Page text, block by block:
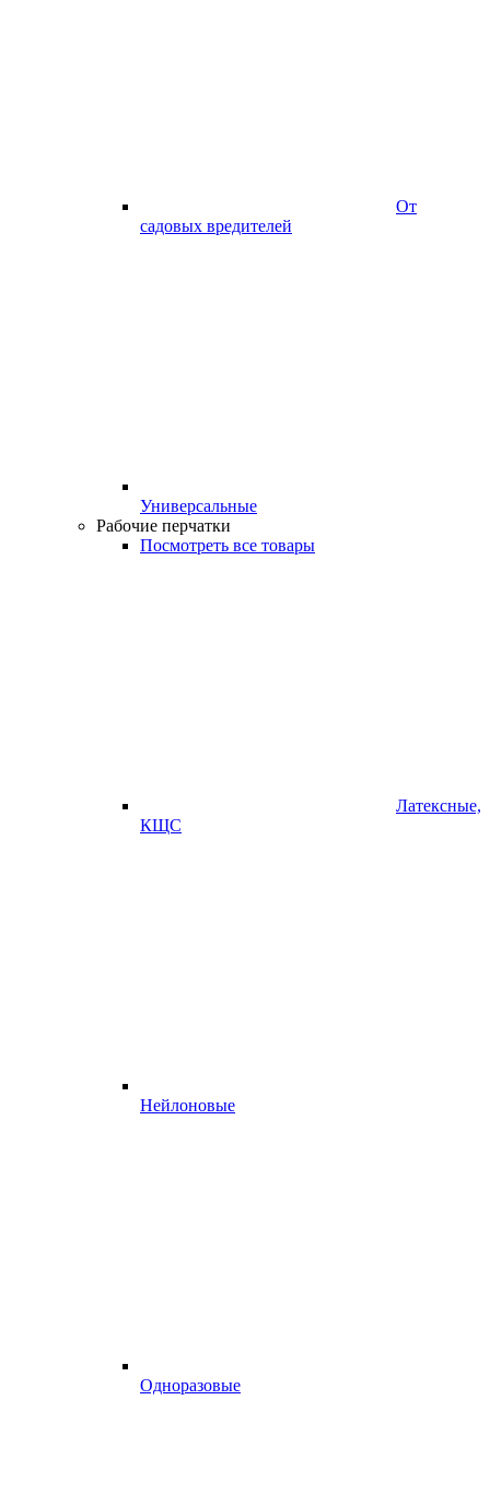
От
садовых вредителей
Универсальные
Рабочие перчатки
Посмотреть все товары
Латексные,
КЩС
Нейлоновые
Одноразовые